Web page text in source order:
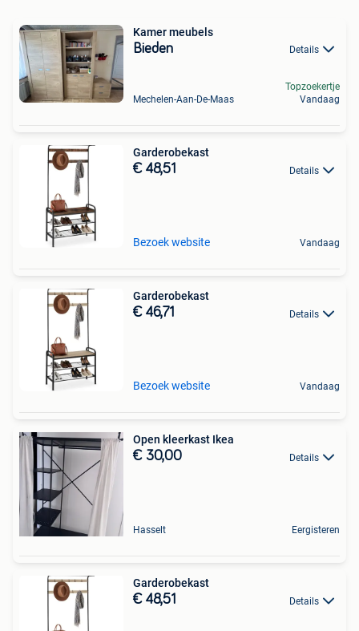
Kamer meubels
Bieden Details
Mechelen-Aan-De-Maas
Topzoekertje
Vandaag
Garderobekast
€ 48,51 Details
Bezoek website Vandaag
Garderobekast
€ 46,71 Details
Bezoek website Vandaag
Open kleerkast Ikea
€ 30,00 Details
Hasselt Eergisteren
Garderobekast
€ 48,51 Details